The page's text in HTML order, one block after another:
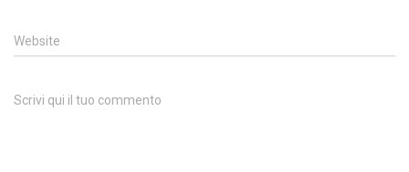
Website
Scrivi qui il tuo commento